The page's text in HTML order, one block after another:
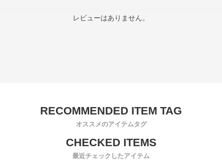
レビューはありません。
オススメのアイテムタグ
最近チェックしたアイテム